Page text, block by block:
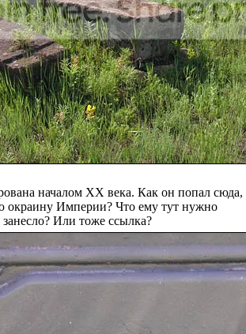
началом XX века. Как он попал сюда,
окраину Империи? Что ему тут нужно
Или тоже ссылка?